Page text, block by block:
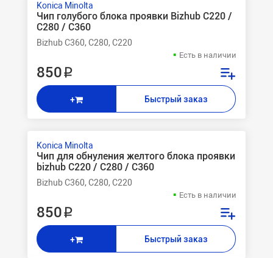
Konica Minolta
Чип голубого блока проявки Bizhub C220 /
C280 / C360
Bizhub C360, C280, C220
Есть в наличии
850 ₽
+ Быстрый заказ
Konica Minolta
Чип для обнуления желтого блока проявки
bizhub C220 / C280 / C360
Bizhub C360, C280, C220
Есть в наличии
850 ₽
+ Быстрый заказ